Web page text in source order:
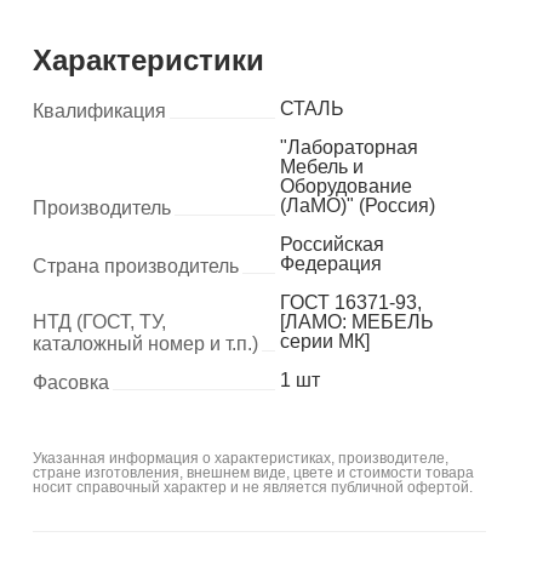
Характеристики
Квалификация СТАЛЬ
Производитель
"Лабораторная
Мебель и
Оборудование
(ЛаМО)" (Россия)
Страна производитель
Российская
Федерация
НТД (ГОСТ, ТУ,
каталожный номер и т.п.)
ГОСТ 16371-93,
[ЛАМО: МЕБЕЛЬ
серии МК]
Фасовка
1 шт
Указанная информация о характеристиках, производителе,
стране изготовления, внешнем виде, цвете и стоимости товара
носит справочный характер и не является публичной офертой.